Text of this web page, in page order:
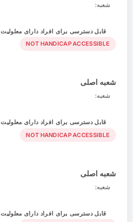
شعبه:
قابل دسترسی برای افراد دارای معلولیت
NOT HANDICAP ACCESSIBLE
شعبه اصلی
شعبه:
قابل دسترسی برای افراد دارای معلولیت
NOT HANDICAP ACCESSIBLE
شعبه اصلی
شعبه:
قابل دسترسی برای افراد دارای معلولیت